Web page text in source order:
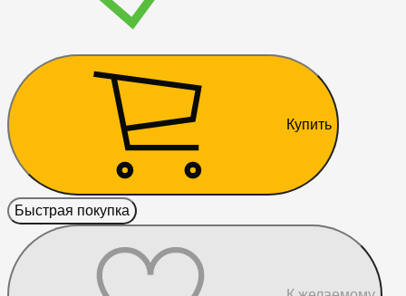
Купить
Быстрая покупка